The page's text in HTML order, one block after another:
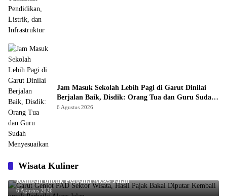
Jam Masuk Sekolah Lebih Pagi di Garut Dinilai
Berjalan Baik, Disdik: Orang Tua dan Guru Sudah
Menyesuaikan
6 Agustus 2026
Wisata Kuliner
Garut Genjot PAD Sektor Wisata, Hasil Pajak Bakal Diputar
Kembali untuk Perbaiki Akses Jalan
6 Agustus 2026